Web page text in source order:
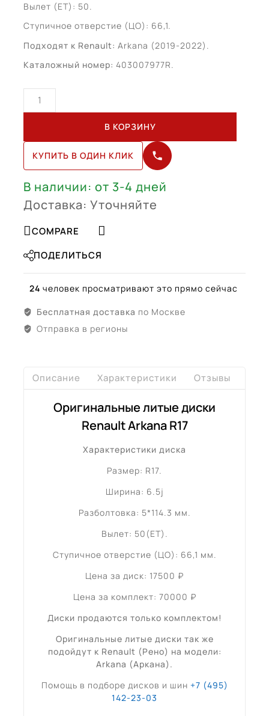
Вылет (ЕТ): 50.
Ступичное отверстие (ЦО): 66,1.
Подходят к Renault: Arkana (2019-2022).
Каталожный номер: 403007977R.
Количество
товара
R17
(403007977R)
В КОРЗИНУ
КУПИТЬ В ОДИН КЛИК
В наличии: от 3-4 дней
Доставка: Уточняйте
COMPARE
ПОДЕЛИТЬСЯ
24 человек просматривают это прямо сейчас
Бесплатная доставка по Москве
Отправка в регионы
Описание Характеристики Отзывы
Оригинальные литые диски
Renault Arkana R17
Характеристики диска
Размер: R17.
Ширина: 6.5j
Разболтовка: 5*114.3 мм.
Вылет: 50(ET).
Ступичное отверстие (ЦО): 66,1 мм.
Цена за диск: 17500 ₽
Цена за комплект: 70000 ₽
Диски продаются только комплектом!
Оригинальные литые диски так же
подойдут к Renault (Рено) на модели:
Arkana (Аркана).
Помощь в подборе дисков и шин +7 (495)
142-23-03